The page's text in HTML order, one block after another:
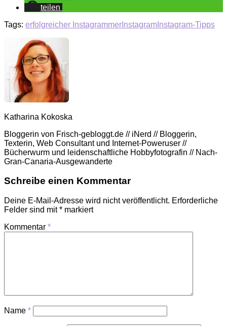
teilen
Tags: erfolgreicher Instagrammer Instagram Instagram-Tipps
Katharina Kokoska
Bloggerin von Frisch-gebloggt.de // iNerd // Bloggerin,
Texterin, Web Consultant und Internet-Poweruser //
Bücherwurm und leidenschaftliche Hobbyfotografin // Nach-
Gran-Canaria-Ausgewanderte
Schreibe einen Kommentar
Deine E-Mail-Adresse wird nicht veröffentlicht. Erforderliche
Felder sind mit* markiert
Kommentar *
Name *